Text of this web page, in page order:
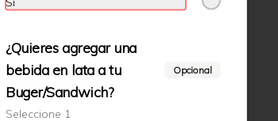
¿Quieres agregar una
bebida en lata a tu
Buger/Sandwich?
Opcional
Seleccione 1